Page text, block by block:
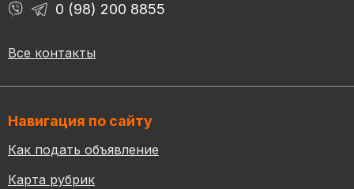
0 (98) 200 8855
Все контакты
Навигация по сайту
Как подать объявление
Карта рубрик